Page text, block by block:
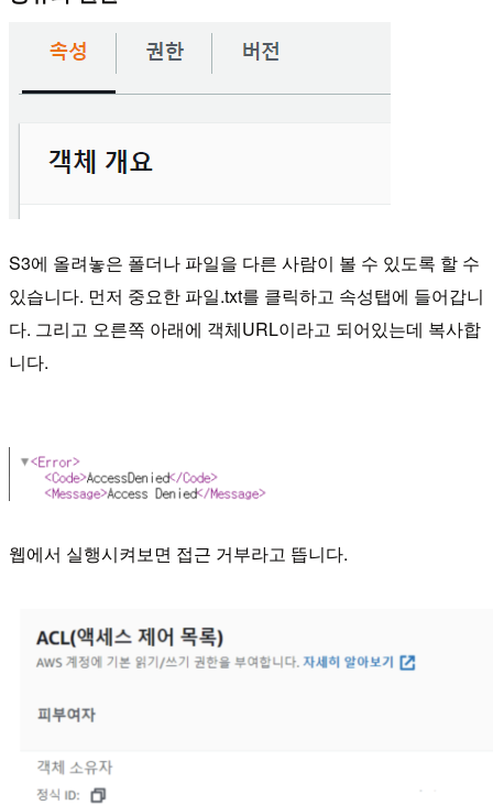
S3에 올려놓은 폴더나 파일을 다른 사람이 볼 수 있도록 할 수
있습니다. 먼저 중요한 파일.txt를 클릭하고 속성탭에 들어갑니
다. 그리고 오른쪽 아래에 객체URL이라고 되어있는데 복사합
니다.
웹에서 실행시켜보면 접근 거부라고 뜹니다.